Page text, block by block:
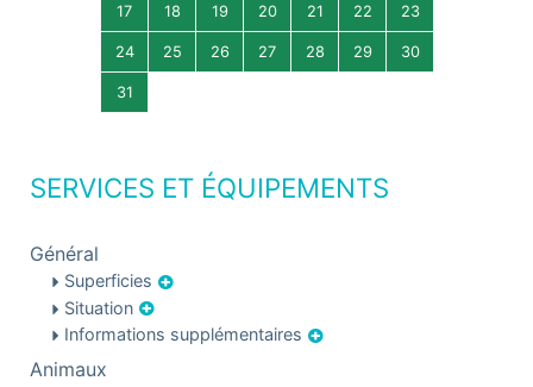
17 18 19 20 21 22 23
24 25 26 27 28 29 30
31
SERVICES ET ÉQUIPEMENTS
Général
Superficies
Situation
Informations supplémentaires
Animaux